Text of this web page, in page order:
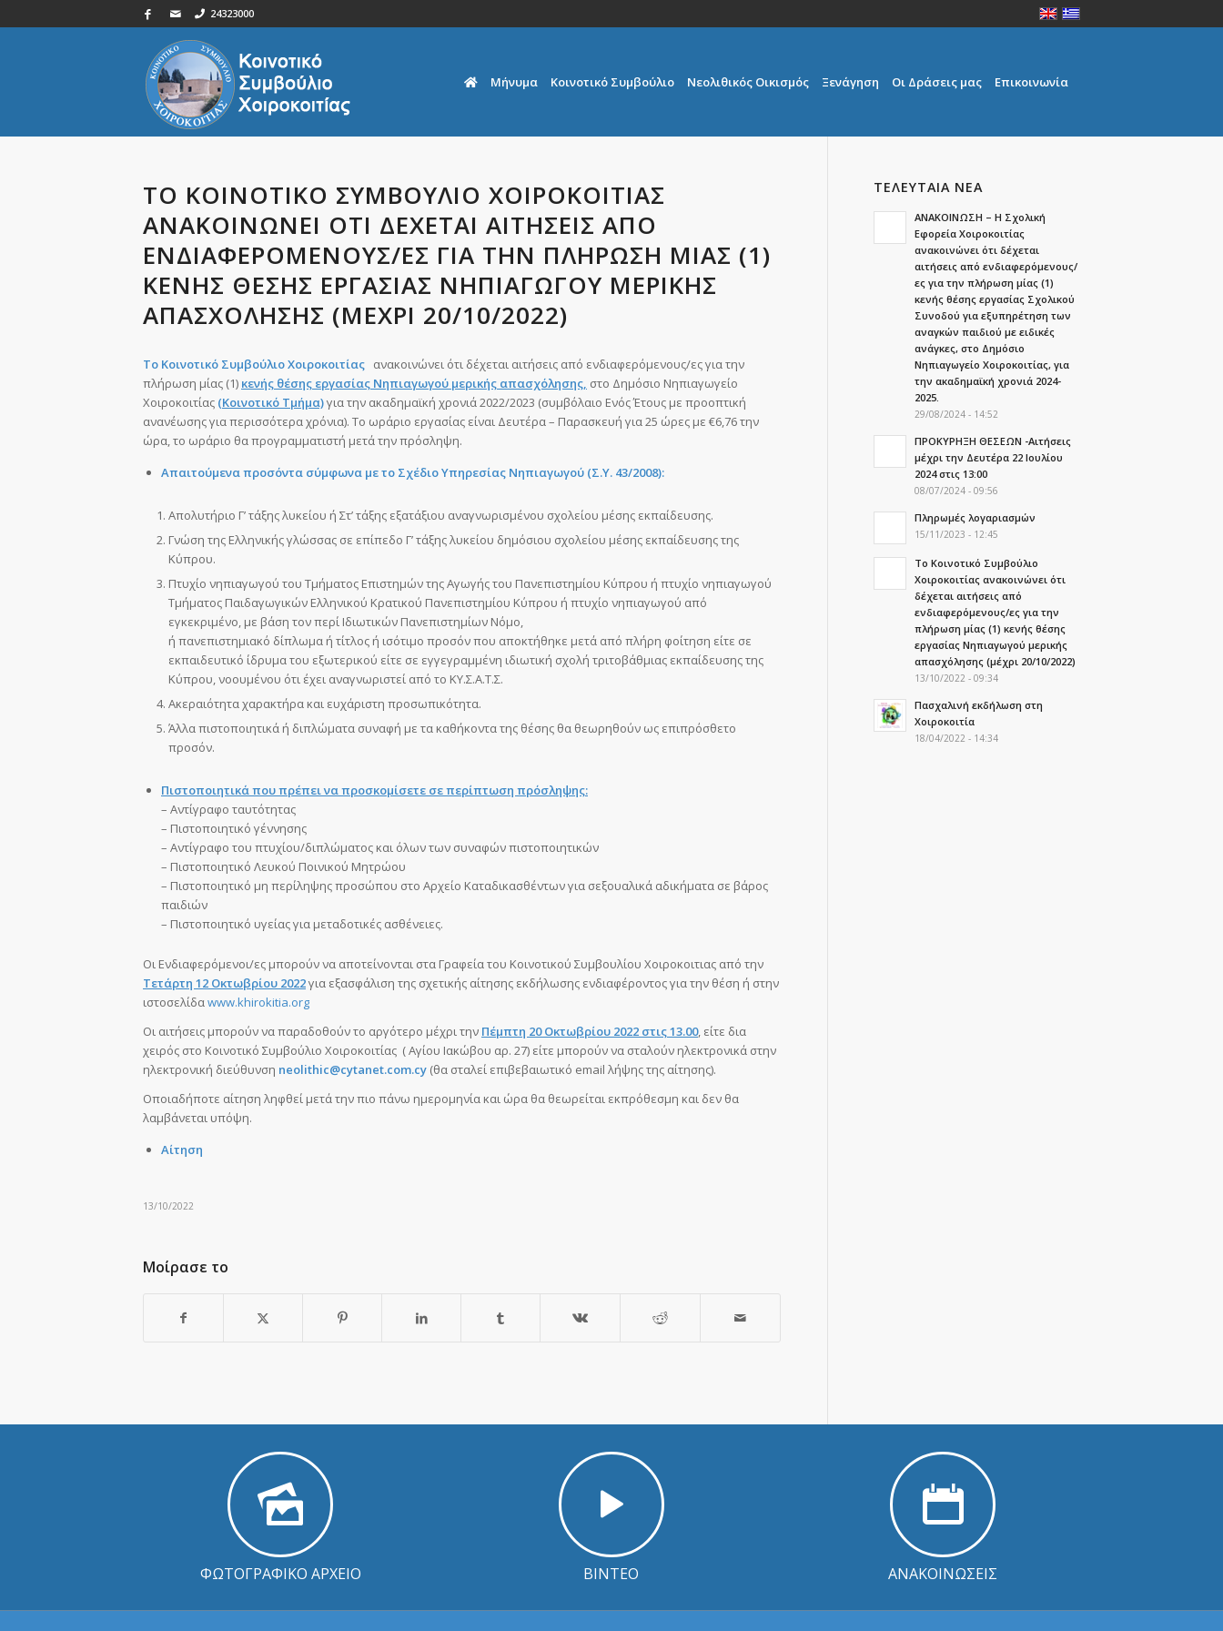
24323000
Μήνυμα Κοινοτικό Συμβούλιο Νεολιθικός Οικισμός Ξενάγηση Οι Δράσεις μας Επικοινωνία
ΤO ΚΟΙΝΟΤΙΚΟ ΣΥΜΒΟΥΛΙΟ ΧΟΙΡΟΚΟΙΤΙΑΣ
ΑΝΑΚΟΙΝΩΝΕΙ ΟΤΙ ΔΕΧΕΤΑΙ ΑΙΤΗΣΕΙΣ ΑΠΟ
ΕΝΔΙΑΦΕΡΟΜΕΝΟΥΣ/ΕΣ ΓΙΑ ΤΗΝ ΠΛΗΡΩΣΗ ΜΙΑΣ (1)
ΚΕΝΗΣ ΘΕΣΗΣ ΕΡΓΑΣΙΑΣ ΝΗΠΙΑΓΩΓΟΥ ΜΕΡΙΚΗΣ
ΑΠΑΣΧΟΛΗΣΗΣ (ΜΕΧΡΙ 20/10/2022)
Τo Κοινοτικό Συμβούλιο Χοιροκοιτίας ανακοινώνει ότι δέχεται αιτήσεις από ενδιαφερόμενους/ες για την
πλήρωση μίας (1) κενής θέσης εργασίας Νηπιαγωγού μερικής απασχόλησης, στο Δημόσιο Νηπιαγωγείο
Χοιροκοιτίας (Κοινοτικό Τμήμα)για την ακαδημαϊκή χρονιά 2022/2023 (συμβόλαιο Ενός Έτους με προοπτική
ανανέωσης για περισσότερα χρόνια). Το ωράριο εργασίας είναι Δευτέρα – Παρασκευή για 25 ώρες με €6,76 την
ώρα, το ωράριο θα προγραμματιστή μετά την πρόσληψη.
Απαιτούμενα προσόντα σύμφωνα με το Σχέδιο Υπηρεσίας Νηπιαγωγού (Σ.Υ. 43/2008):
Απολυτήριο Γ’ τάξης λυκείου ή Στ’ τάξης εξατάξιου αναγνωρισμένου σχολείου μέσης εκπαίδευσης.
Γνώση της Ελληνικής γλώσσας σε επίπεδο Γ’ τάξης λυκείου δημόσιου σχολείου μέσης εκπαίδευσης της
Κύπρου.
Πτυχίο νηπιαγωγού του Τμήματος Επιστημών της Αγωγής του Πανεπιστημίου Κύπρου ή πτυχίο νηπιαγωγού
Τμήματος Παιδαγωγικών Ελληνικού Κρατικού Πανεπιστημίου Κύπρου ή πτυχίο νηπιαγωγού από
εγκεκριμένο, με βάση τον περί Ιδιωτικών Πανεπιστημίων Νόμο,
ή πανεπιστημιακό δίπλωμα ή τίτλος ή ισότιμο προσόν που αποκτήθηκε μετά από πλήρη φοίτηση είτε σε
εκπαιδευτικό ίδρυμα του εξωτερικού είτε σε εγγεγραμμένη ιδιωτική σχολή τριτοβάθμιας εκπαίδευσης της
Κύπρου, νοουμένου ότι έχει αναγνωριστεί από το ΚΥ.Σ.Α.Τ.Σ.
Ακεραιότητα χαρακτήρα και ευχάριστη προσωπικότητα.
Άλλα πιστοποιητικά ή διπλώματα συναφή με τα καθήκοντα της θέσης θα θεωρηθούν ως επιπρόσθετο
προσόν.
Πιστοποιητικά που πρέπει να προσκομίσετε σε περίπτωση πρόσληψης:
– Αντίγραφο ταυτότητας
– Πιστοποιητικό γέννησης
– Αντίγραφο του πτυχίου/διπλώματος και όλων των συναφών πιστοποιητικών
– Πιστοποιητικό Λευκού Ποινικού Μητρώου
– Πιστοποιητικό μη περίληψης προσώπου στο Αρχείο Καταδικασθέντων για σεξουαλικά αδικήματα σε βάρος
παιδιών
– Πιστοποιητικό υγείας για μεταδοτικές ασθένειες.
Οι Ενδιαφερόμενοι/ες μπορούν να αποτείνονται στα Γραφεία του Κοινοτικού Συμβουλίου Χοιροκοιτιας από την
Τετάρτη 12 Οκτωβρίου 2022για εξασφάλιση της σχετικής αίτησης εκδήλωσης ενδιαφέροντος για την θέση ή στην
ιστοσελίδαwww.khirokitia.org
Οι αιτήσεις μπορούν να παραδοθούν το αργότερο μέχρι την Πέμπτη 20 Οκτωβρίου 2022 στις 13.00, είτε δια
χειρός στο Κοινοτικό Συμβούλιο Χοιροκοιτίας ( Αγίου Ιακώβου αρ. 27) είτε μπορούν να σταλούν ηλεκτρονικά στην
ηλεκτρονική διεύθυνση neolithic@cytanet.com.cy (θα σταλεί επιβεβαιωτικό email λήψης της αίτησης).
Οποιαδήποτε αίτηση ληφθεί μετά την πιο πάνω ημερομηνία και ώρα θα θεωρείται εκπρόθεσμη και δεν θα
λαμβάνεται υπόψη.
Αίτηση
13/10/2022
Μοίρασε το
ΤΕΛΕΥΤΑΙΑ ΝΕΑ
ΑΝΑΚΟΙΝΩΣΗ – Η Σχολική
Εφορεία Χοιροκοιτίας
ανακοινώνει ότι δέχεται
αιτήσεις από ενδιαφερόμενους/
ες για την πλήρωση μίας (1)
κενής θέσης εργασίας Σχολικού
Συνοδού για εξυπηρέτηση των
αναγκών παιδιού με ειδικές
ανάγκες, στο Δημόσιο
Νηπιαγωγείο Χοιροκοιτίας, για
την ακαδημαϊκή χρονιά 2024-
2025.
29/08/2024 - 14:52
ΠΡΟΚΥΡΗΞΗ ΘΕΣΕΩΝ -Αιτήσεις
μέχρι την Δευτέρα 22 Ιουλίου
2024 στις 13:00
08/07/2024 - 09:56
Πληρωμές λογαριασμών
15/11/2023 - 12:45
Τo Κοινοτικό Συμβούλιο
Χοιροκοιτίας ανακοινώνει ότι
δέχεται αιτήσεις από
ενδιαφερόμενους/ες για την
πλήρωση μίας (1) κενής θέσης
εργασίας Νηπιαγωγού μερικής
απασχόλησης (μέχρι 20/10/2022)
13/10/2022 - 09:34
Πασχαλινή εκδήλωση στη
Χοιροκοιτία
18/04/2022 - 14:34
ΦΩΤΟΓΡΑΦΙΚΟ ΑΡΧΕΙΟ ΒΙΝΤΕΟ ΑΝΑΚΟΙΝΩΣΕΙΣ